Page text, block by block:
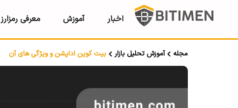
اخبار آموزش معرفی رمزارز
مجله آموزش تحلیل بازار بیت کوین اداپشن و ویژگی های آن